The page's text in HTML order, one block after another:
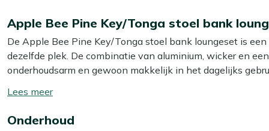
Apple Bee Pine Key/Tonga stoel bank
De Apple Bee Pine Key/Tonga stoel bank loungeset is
dezelfde plek. De combinatie van aluminium, wicker en
onderhoudsarm en gewoon makkelijk in het dagelijks
gevulde kussens met afritsbare hoezen, dus je zit direct
Toon/verberg
meer
Onderhoud